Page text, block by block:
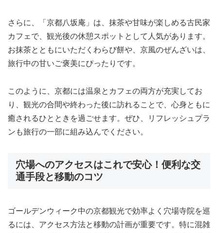
さらに、「京都八坂庵」は、抹茶や甘味が楽しめる古民家
カフェで、観光後の休憩スポットとして人気があります。
お抹茶とともにいただくわらび餅や、京風のぜんざいは、
旅行中の甘いご褒美にぴったりです。
このように、京都には温泉とカフェの両方が充実してお
り、観光の合間や終わった後に訪れることで、心身ともに
癒されるひとときを過ごせます。ぜひ、リフレッシュプラ
ンも旅行の一部に組み込んでください。
穴場へのアクセスはこれで安心！便利な交
通手段と移動のコツ
ゴールデンウィーク中の京都観光で効率よく穴場寺院を巡
るには、アクセス方法と移動の計画が重要です。特に混雑